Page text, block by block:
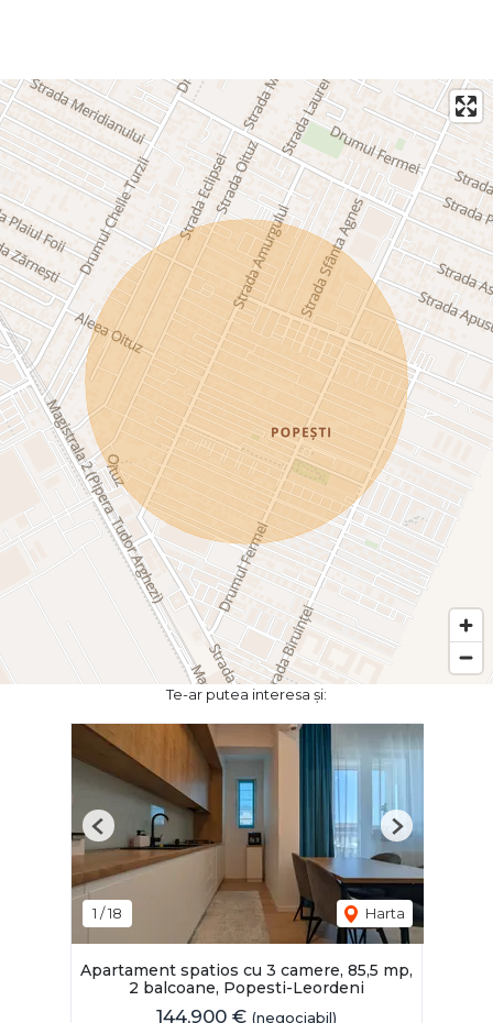
Te-ar putea interesa și:
1 /18 Harta
Previous Next
Apartament spatios cu 3 camere, 85,5 mp,
2 balcoane, Popesti-Leordeni
144,900 € (negociabil)